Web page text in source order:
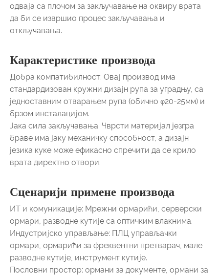
одваја са плочом за закључавање на оквиру врата
да би се извршио процес закључавања и
откључавања.
Карактеристике производа
Добра компатибилност: Овај производ има
стандардизован кружни дизајн рупа за уградњу, са
једноставним отварањем рупа (обично φ20-25мм) и
брзом инсталацијом.
Јака сила закључавања: Чврсти материјал језгра
браве има јаку механичку способност, а дизајн
језика куке може ефикасно спречити да се крило
врата директно отвори.
Сценарији примене производа
ИТ и комуникације: Мрежни ормарићи, серверски
ормари, разводне кутије са оптичким влакнима.
Индустријско управљање: ПЛЦ управљачки
ормари, ормарићи за фреквентни претварач, мале
разводне кутије, инструмент кутије.
Пословни простор: ормани за документе, ормани за